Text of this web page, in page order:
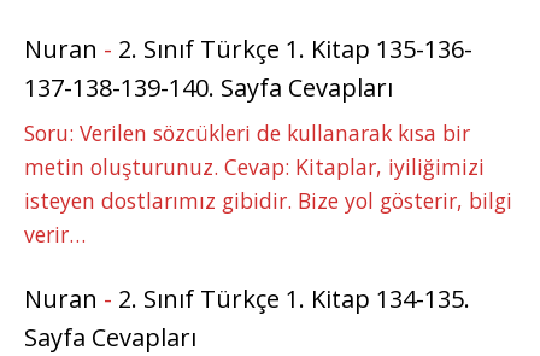
Nuran - 2. Sınıf Türkçe 1. Kitap 135-136-
137-138-139-140. Sayfa Cevapları
Soru: Verilen sözcükleri de kullanarak kısa bir
metin oluşturunuz. Cevap: Kitaplar, iyiliğimizi
isteyen dostlarımız gibidir. Bize yol gösterir, bilgi
verir…
Nuran - 2. Sınıf Türkçe 1. Kitap 134-135.
Sayfa Cevapları